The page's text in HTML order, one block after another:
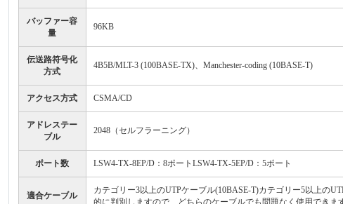
バッファー容
量
96KB
伝送路符号化
方式
4B5B/MLT-3 (100BASE-TX)、Manchester-coding (10BASE-T)
アクセス方式 CSMA/CD
アドレステー
ブル
2048（セルフラーニング）
ポート数 LSW4-TX-8EP/D：8ポートLSW4-TX-5EP/D：5ポート
適合ケーブル
カテゴリー3以上のUTPケーブル(10BASE-T)カテゴリー5以上の
的に判別しますので、どちらのケーブルでも問題なく使用できま